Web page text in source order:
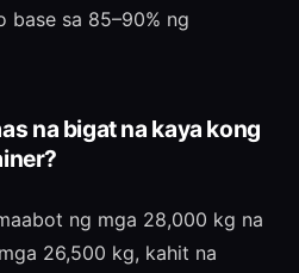
base sa 85–90% ng
na bigat na kaya kong
ng mga 28,000 kg na
26,500 kg, kahit na